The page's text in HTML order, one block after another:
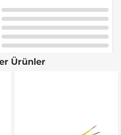
Ürünler